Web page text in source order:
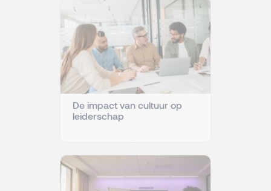
De impact van cultuur op
leiderschap